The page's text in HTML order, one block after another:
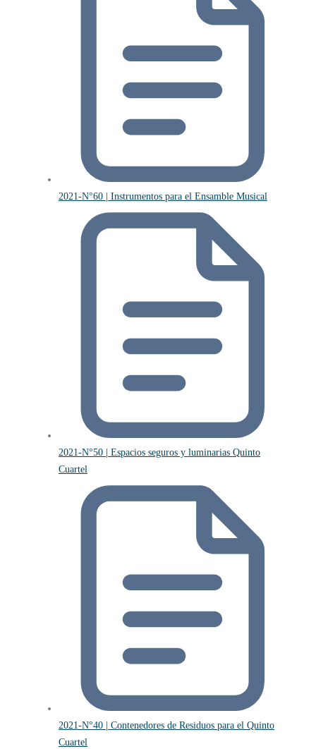
2021-N°60 | Instrumentos para el Ensamble Musical
2021-N°50 | Espacios seguros y luminarias Quinto
Cuartel
2021-N°40 | Contenedores de Residuos para el Quinto
Cuartel